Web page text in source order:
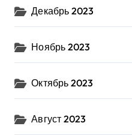
Декабрь 2023
Ноябрь 2023
Октябрь 2023
Август 2023